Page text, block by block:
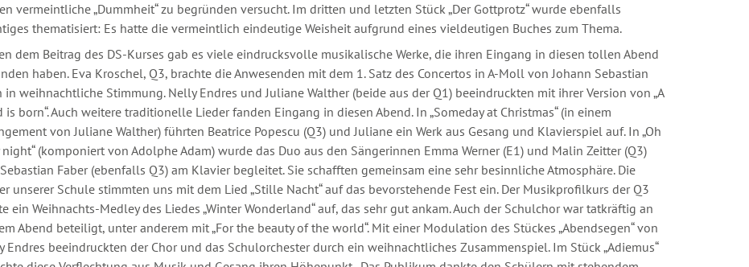
vermeintliche „Dummheit“ zu begründen versucht. Im dritten und letzten Stück „Der Gottprotz“ wurde ebenfalls
thematisiert: Es hatte die vermeintlich eindeutige Weisheit aufgrund eines vieldeutigen Buches zum Thema.
dem Beitrag des DS-Kurses gab es viele eindrucksvolle musikalische Werke, die ihren Eingang in diesen tollen Abend
haben. Eva Kroschel, Q3, brachte die Anwesenden mit dem 1. Satz des Concertos in A-Moll von Johann Sebastian
in weihnachtliche Stimmung. Nelly Endres und Juliane Walther (beide aus der Q1) beeindruckten mit ihrer Version von „A
is born“. Auch weitere traditionelle Lieder fanden Eingang in diesen Abend. In „Someday at Christmas“ (in einem
von Juliane Walther) führten Beatrice Popescu (Q3) und Juliane ein Werk aus Gesang und Klavierspiel auf. In „Oh
(komponiert von Adolphe Adam) wurde das Duo aus den Sängerinnen Emma Werner (E1) und Malin Zeitter (Q3)
Faber (ebenfalls Q3) am Klavier begleitet. Sie schafften gemeinsam eine sehr besinnliche Atmosphäre. Die
unserer Schule stimmten uns mit dem Lied „Stille Nacht“ auf das bevorstehende Fest ein. Der Musikprofilkurs der Q3
ein Weihnachts-Medley des Liedes „Winter Wonderland“ auf, das sehr gut ankam. Auch der Schulchor war tatkräftig an
Abend beteiligt, unter anderem mit „For the beauty of the world“. Mit einer Modulation des Stückes „Abendsegen“ von
Endres beeindruckten der Chor und das Schulorchester durch ein weihnachtliches Zusammenspiel. Im Stück „Adiemus“